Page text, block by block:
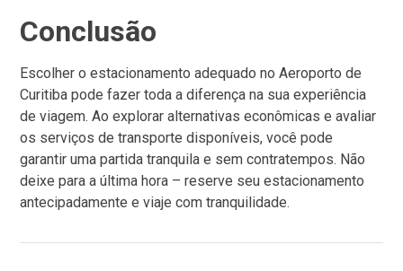
Conclusão
Escolher o estacionamento adequado no Aeroporto de
Curitiba pode fazer toda a diferença na sua experiência
de viagem. Ao explorar alternativas econômicas e avaliar
os serviços de transporte disponíveis, você pode
garantir uma partida tranquila e sem contratempos. Não
deixe para a última hora – reserve seu estacionamento
antecipadamente e viaje com tranquilidade.